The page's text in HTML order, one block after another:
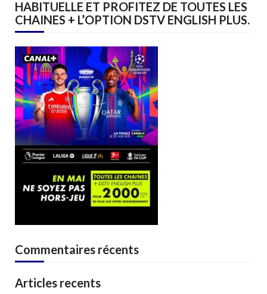
HABITUELLE ET PROFITEZ DE TOUTES LES
CHAINES + L’OPTION DSTV ENGLISH PLUS.
Commentaires récents
Articles recents